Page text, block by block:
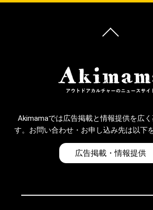
Akimamaでは広告掲載と情報提供を広
す。お問い合わせ・お申し込み先は以下
広告掲載・情報提供